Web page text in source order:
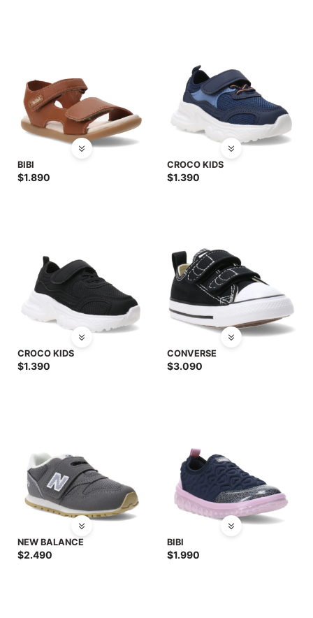
BIBI
$1.890
CROCO KIDS
$1.390
CROCO KIDS
$1.390
CONVERSE
$3.090
NEW BALANCE
$2.490
BIBI
$1.990